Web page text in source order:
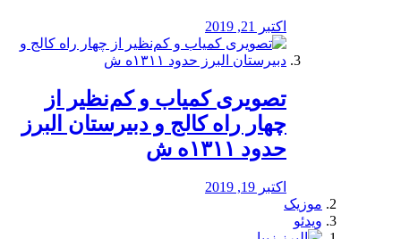
اکتبر 21, 2019
️تصویری کمیاب و کم‌نظیر از
چهار راه كالج و دبيرستان البرز
حدود ۱۳۱۱ه ش
اکتبر 19, 2019
موزیک
ویدئو